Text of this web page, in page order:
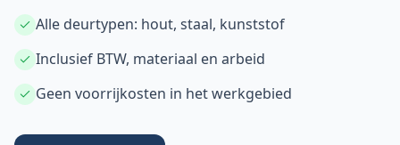
Alle deurtypen: hout, staal, kunststof
Inclusief BTW, materiaal en arbeid
Geen voorrijkosten in het werkgebied